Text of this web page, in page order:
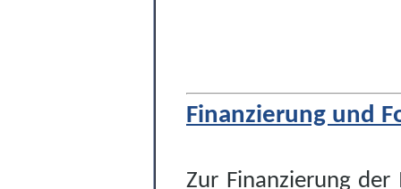
Finanzierung und
Zur Finanzierung